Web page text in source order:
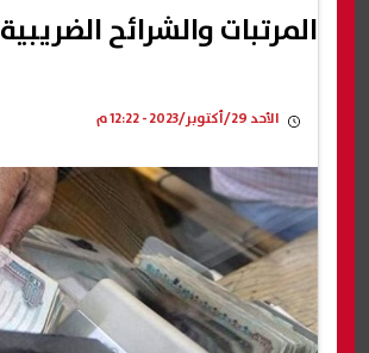
المرتبات والشرائح الضريبية
الأحد 29/أكتوبر/2023 - 12:22 م